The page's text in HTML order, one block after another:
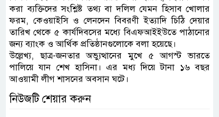
করা ব্যক্তিদের সংশ্লিষ্ট তথ্য বা দলিল যেমন হিসাব খোলার
ফরম, কেওয়াইসি ও লেনদেন বিবরণী ইত্যাদি চিঠি দেয়ার
তারিখ থেকে ৫ কার্যদিবসের মধ্যে বিএফআইইউতে পাঠানোর
জন্য ব্যাংক ও আর্থিক প্রতিষ্ঠানগুলোকে বলা হয়েছে।
উল্লেখ্য, ছাত্র-জনতার অভ্যুত্থানের মুখে ৫ আগস্ট ভারতে
পালিয়ে যান শেখ হাসিনা। এর মধ্য দিয়ে টানা ১৬ বছর
আওয়ামী লীগ শাসনের অবসান ঘটে।
নিউজটি শেয়ার করুন